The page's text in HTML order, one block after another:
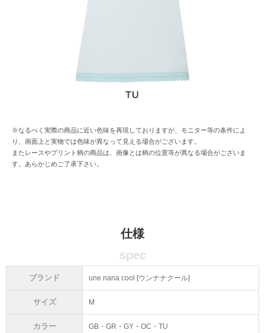
※なるべく実際の商品に近い色味を再現しておりますが、モニター等の条件によ
り、画面上と実物では色味が異なって見える場合がございます。
またレースやプリント柄の商品は、画像とは柄の位置等が異なる場合がございま
す。あらかじめご了承下さい。
仕様
spec
ブランド une nana cool [ウンナナクール]
サイズ M
カラー GB・GR・GY・OC・TU